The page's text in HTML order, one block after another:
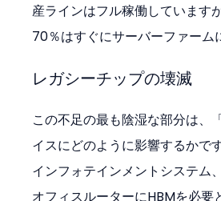
産ラインはフル稼働しています
70％はすぐにサーバーファーム
レガシーチップの壊滅
この不足の最も陰湿な部分は、
イスにどのように影響するかで
インフォテインメントシステム
オフィスルーターにHBMを必要